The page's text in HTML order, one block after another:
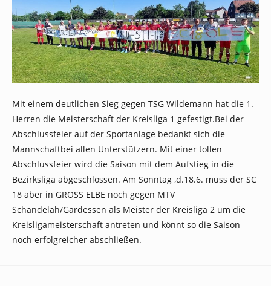
Mit einem deutlichen Sieg gegen TSG Wildemann hat die 1.
Herren die Meisterschaft der Kreisliga 1 gefestigt.Bei der
Abschlussfeier auf der Sportanlage bedankt sich die
Mannschaftbei allen Unterstützern. Mit einer tollen
Abschlussfeier wird die Saison mit dem Aufstieg in die
Bezirksliga abgeschlossen. Am Sonntag ,d.18.6. muss der SC
18 aber in GROSS ELBE noch gegen MTV
Schandelah/Gardessen als Meister der Kreisliga 2 um die
Kreisligameisterschaft antreten und könnt so die Saison
noch erfolgreicher abschließen.